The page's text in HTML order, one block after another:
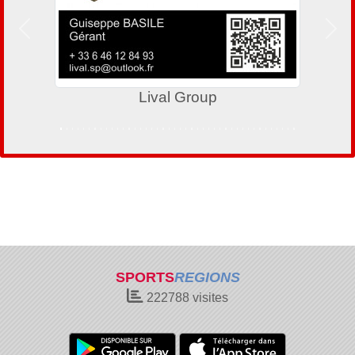
Lival Group
Précedent
SPORTSREGIONS
222788 visites